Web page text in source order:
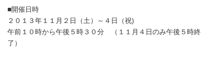
■開催日時
２０１３年１１月２日（土）～４日（祝)
午前１０時から午後５時３０分 （１１月４日のみ午後５時終
了）